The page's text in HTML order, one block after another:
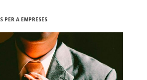
PER A EMPRESES